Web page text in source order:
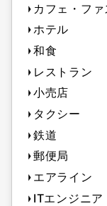
カフェ・フ
ホテル
和食
レストラン
小売店
タクシー
鉄道
郵便局
エアライン
ITエンジニア